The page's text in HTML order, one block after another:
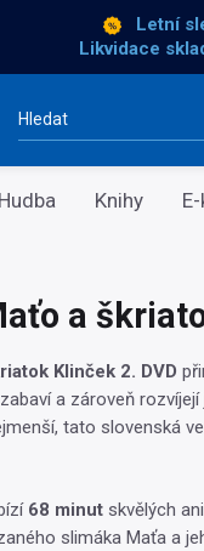
Letní
Likvidace
Vyhledávání
Hudba Knihy
a
Klinček 2. DVD
a zároveň
tato slovenská
68 minutskvělých
slimáka Maťa a